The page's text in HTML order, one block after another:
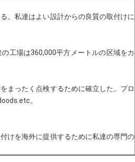
。私達はよい設計からの良質の取付けに
工場は360,000平方メートルの区域をカ
まったく点検するために確立した。プロ
。
けを海外に提供するために私達の専門の